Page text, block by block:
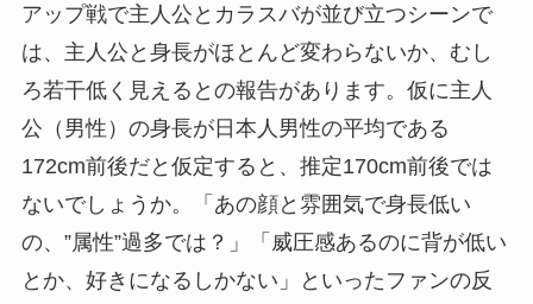
アップ戦で主人公とカラスバが並び立つシーンで
は、主人公と身長がほとんど変わらないか、むし
ろ若干低く見えるとの報告があります。仮に主人
公（男性）の身長が日本人男性の平均である
172cm前後だと仮定すると、推定170cm前後では
ないでしょうか。「あの顔と雰囲気で身長低い
の、”属性”過多では？」「威圧感あるのに背が低い
とか、好きになるしかない」といったファンの反